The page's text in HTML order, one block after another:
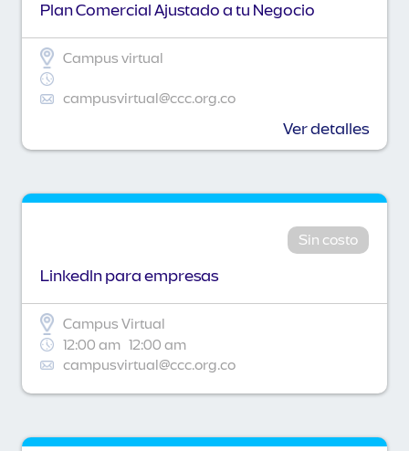
Plan Comercial Ajustado a tu Negocio
Campus virtual
campusvirtual@ccc.org.co
Ver detalles
Sin costo
Linkedln para empresas
Campus Virtual
12:00 am 12:00 am
campusvirtual@ccc.org.co